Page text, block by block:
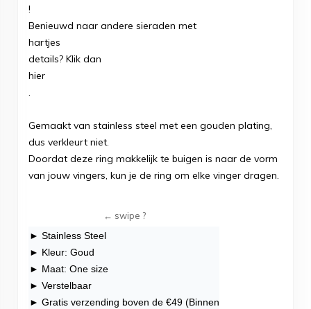
!
Benieuwd naar andere sieraden met
hartjes
details? Klik dan
hier
.
Gemaakt van stainless steel met een gouden plating,
dus verkleurt niet.
Doordat deze ring makkelijk te buigen is naar de vorm
van jouw vingers, kun je de ring om elke vinger dragen.
► Stainless Steel
► Kleur: Goud
► Maat: One size
► Verstelbaar
► Gratis verzending boven de €49 (Binnen NL)